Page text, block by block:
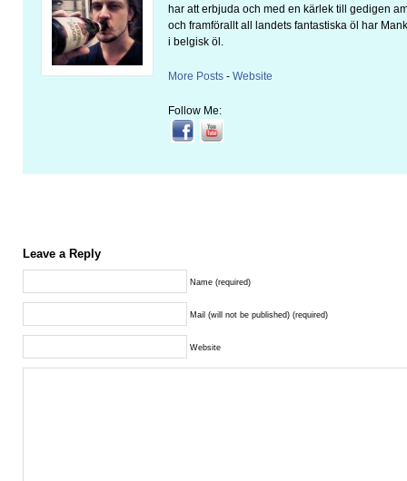
har att erbjuda och med en kärlek till gedigen
och framförallt all landets fantastiska öl har
i belgisk öl.
More Posts - Website
Follow Me:
Leave a Reply
Name (required)
Mail (will not be published) (required)
Website